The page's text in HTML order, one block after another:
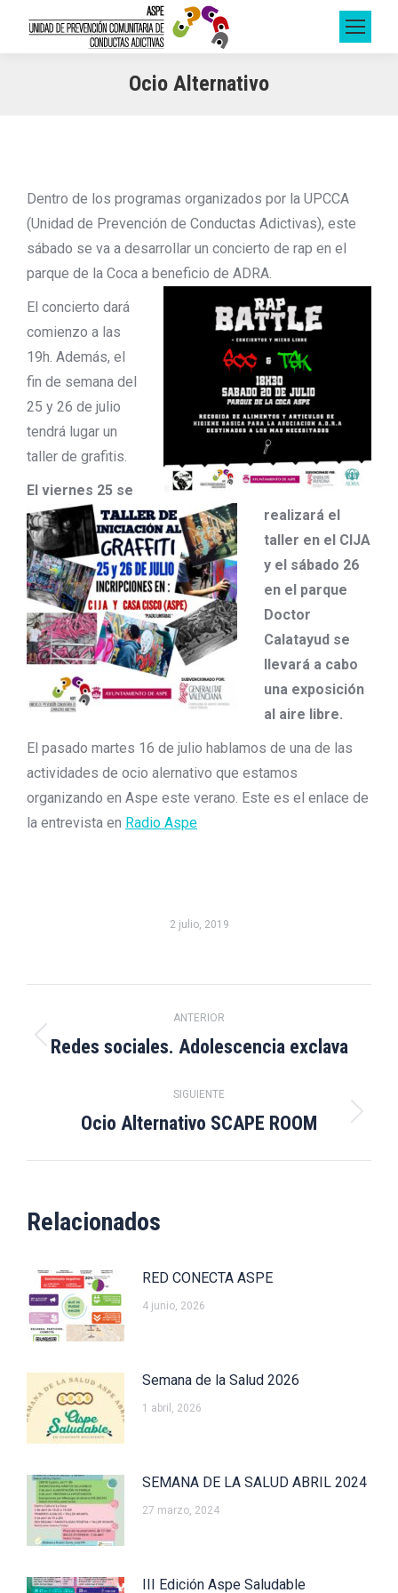
Ocio Alternativo
Dentro de los programas organizados por la UPCCA
(Unidad de Prevención de Conductas Adictivas), este
sábado se va a desarrollar un concierto de rap en el
parque de la Coca a beneficio de ADRA.
El concierto dará
comienzo a las
19h. Además, el
fin de semana del
25 y 26 de julio
tendrá lugar un
taller de grafitis.
El viernes 25 se
realizará el
taller en el CIJA
y el sábado 26
en el parque
Doctor
Calatayud se
llevará a cabo
una exposición
al aire libre.
El pasado martes 16 de julio hablamos de una de las
actividades de ocio alernativo que estamos
organizando en Aspe este verano. Este es el enlace de
la entrevista en Radio Aspe
2 julio, 2019
entre
publicaciones
ANTERIOR
Publicación
Redes sociales. Adolescencia exclava
SIGUIENTE
Publicación
Ocio Alternativo SCAPE ROOM
Relacionados
RED CONECTA ASPE
4 junio, 2026
Semana de la Salud 2026
1 abril, 2026
SEMANA DE LA SALUD ABRIL 2024
27 marzo, 2024
III Edición Aspe Saludable